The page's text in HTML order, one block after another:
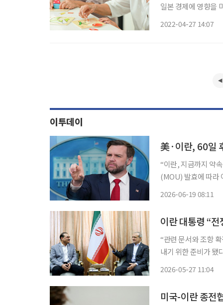
일본 경제에 영향을 미칠 것이라
2022-04-27 14:07
이투데이
美·이란, 60일
“이란, 지금까지 약속 지켜…
(MOU) 발효에 따라
2026-06-19 08:11
이란 대통령 “
“관련 문서와 조항
내기 위한 준비가 됐다고 밝혔다. 26일(현지시간) AFP통
2026-05-27 11:04
미국-이란 종전